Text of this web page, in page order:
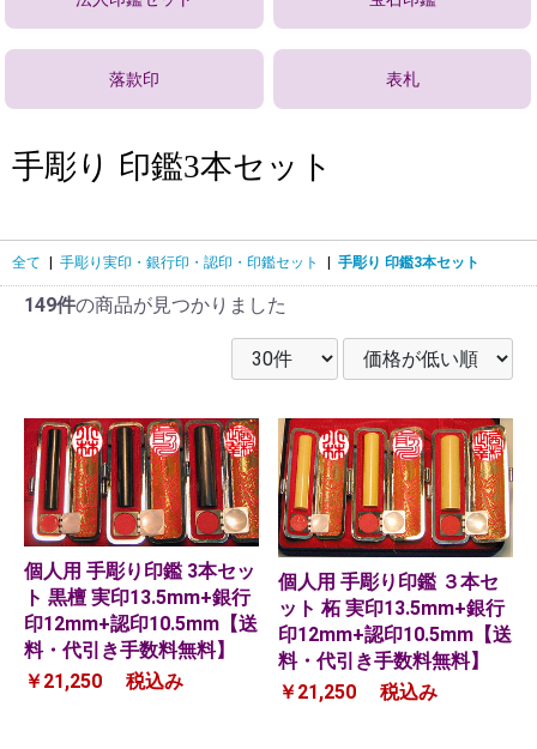
落款印 表札
手彫り 印鑑3本セット
全て | 手彫り実印・銀行印・認印・印鑑セット | 手彫り 印鑑3本セット
149件の商品が見つかりました
個人用 手彫り印鑑 3本セッ
ト 黒檀 実印13.5mm+銀行
印12mm+認印10.5mm【送
料・代引き手数料無料】
￥21,250
税込み
個人用 手彫り印鑑 ３本セ
ット 柘 実印13.5mm+銀行
印12mm+認印10.5mm【送
料・代引き手数料無料】
￥21,250
税込み